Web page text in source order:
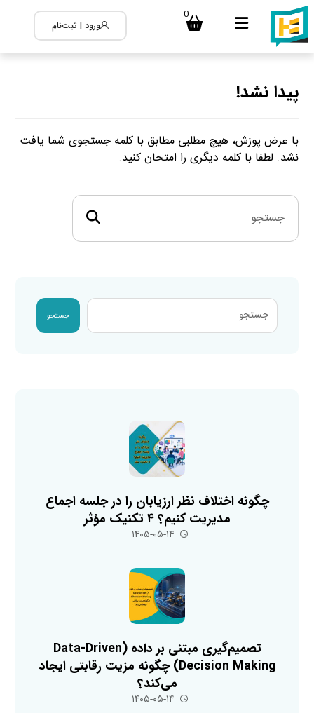
0
ورود | ثبت‌نام
پیدا نشد!
با عرض پوزش، هیچ مطلبی مطابق با کلمه جستجوی شما یافت
نشد. لطفا با کلمه دیگری را امتحان کنید.
جستجو
چگونه اختلاف نظر ارزیابان را در جلسه اجماع
مدیریت کنیم؟ ۴ تکنیک مؤثر
۱۴۰۵-۰۵-۱۴
تصمیم‌گیری مبتنی بر داده (Data-Driven
Decision Making) چگونه مزیت رقابتی ایجاد
می‌کند؟
۱۴۰۵-۰۵-۱۴